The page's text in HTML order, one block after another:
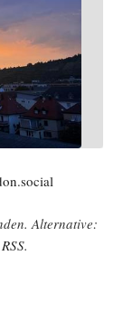
Alter­na­ti­ve:
RSS.